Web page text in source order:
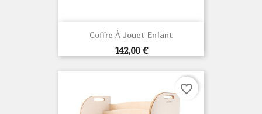
Coffre À Jouet Enfant
Prix
142,00 €
favorite_border